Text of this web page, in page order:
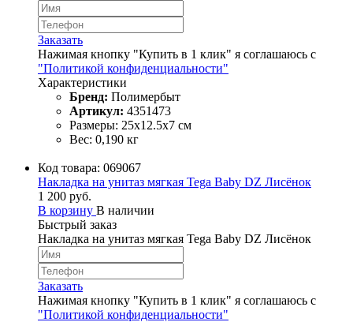
Заказать
Нажимая кнопку "Купить в 1 клик" я соглашаюсь с
"Политикой конфиденциальности"
Характеристики
Бренд: Полимербыт
Артикул: 4351473
Размеры: 25х12.5х7 см
Вес: 0,190 кг
Код товара: 069067
Накладка на унитаз мягкая Tega Baby DZ Лисёнок
1 200 руб.
В корзину В наличии
Быстрый заказ
Накладка на унитаз мягкая Tega Baby DZ Лисёнок
Заказать
Нажимая кнопку "Купить в 1 клик" я соглашаюсь с
"Политикой конфиденциальности"